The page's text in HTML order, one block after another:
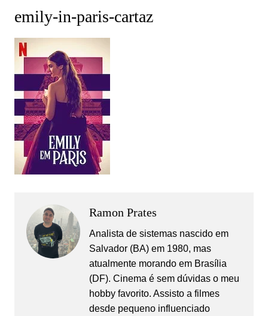
emily-in-paris-cartaz
Ramon Prates
Analista de sistemas nascido em
Salvador (BA) em 1980, mas
atualmente morando em Brasília
(DF). Cinema é sem dúvidas o meu
hobby favorito. Assisto a filmes
desde pequeno influenciado